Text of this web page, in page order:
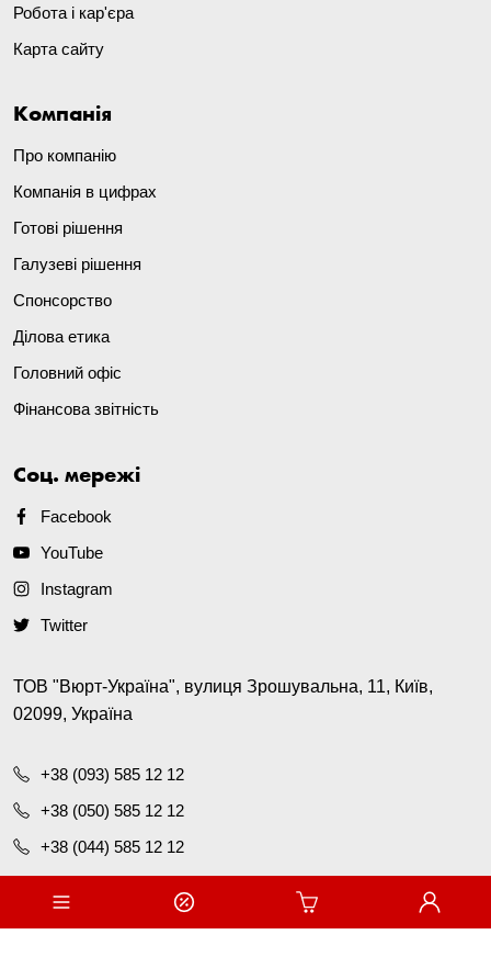
Робота і кар'єра
Карта сайту
Компанія
Про компанію
Компанія в цифрах
Готові рішення
Галузеві рішення
Спонсорство
Ділова етика
Головний офіс
Фінансова звітність
Соц. мережі
Facebook
YouTube
Instagram
Twitter
ТОВ "Вюрт-Україна", вулиця Зрошувальна, 11, Київ,
02099, Україна
+38 (093) 585 12 12
+38 (050) 585 12 12
+38 (044) 585 12 12